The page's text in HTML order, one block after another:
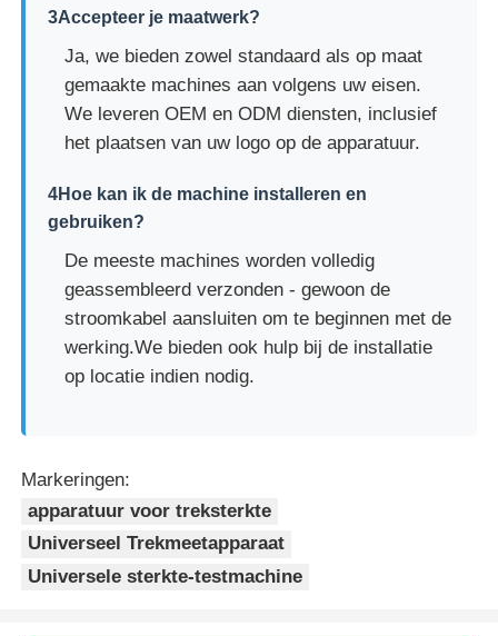
3Accepteer je maatwerk?
Ja, we bieden zowel standaard als op maat
gemaakte machines aan volgens uw eisen.
We leveren OEM en ODM diensten, inclusief
het plaatsen van uw logo op de apparatuur.
4Hoe kan ik de machine installeren en
gebruiken?
De meeste machines worden volledig
geassembleerd verzonden - gewoon de
stroomkabel aansluiten om te beginnen met de
werking.We bieden ook hulp bij de installatie
op locatie indien nodig.
Markeringen:
apparatuur voor treksterkte
Universeel Trekmeetapparaat
Universele sterkte-testmachine